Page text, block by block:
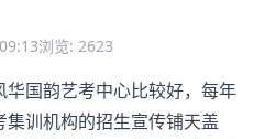
浏览: 2623
国韵艺考中心比较好，每年
训机构的招生宣传铺天盖